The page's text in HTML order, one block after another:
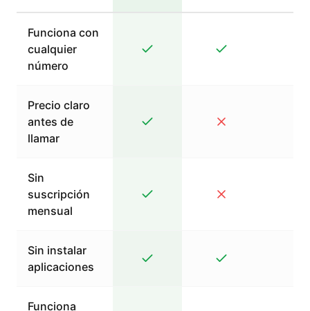
Funciona con
cualquier
número
Precio claro
antes de
llamar
Sin
suscripción
mensual
Sin instalar
aplicaciones
Funciona